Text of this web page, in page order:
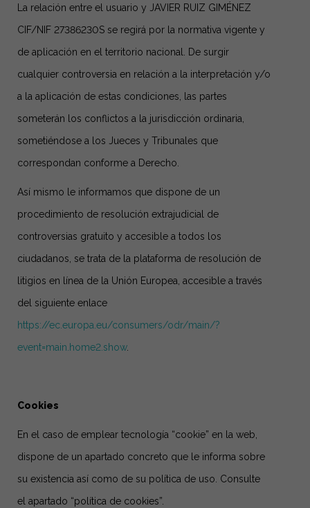
La relación entre el usuario y JAVIER RUIZ GIMÉNEZ
CIF/NIF 27386230S se regirá por la normativa vigente y
de aplicación en el territorio nacional. De surgir
cualquier controversia en relación a la interpretación y/o
a la aplicación de estas condiciones, las partes
someterán los conflictos a la jurisdicción ordinaria,
sometiéndose a los Jueces y Tribunales que
correspondan conforme a Derecho.
Así mismo le informamos que dispone de un
procedimiento de resolución extrajudicial de
controversias gratuito y accesible a todos los
ciudadanos, se trata de la plataforma de resolución de
litigios en línea de la Unión Europea, accesible a través
del siguiente enlace
https://ec.europa.eu/consumers/odr/main/?
event=main.home2.show.
Cookies
En el caso de emplear tecnología “cookie” en la web,
dispone de un apartado concreto que le informa sobre
su existencia así como de su política de uso. Consulte
el apartado “política de cookies”.